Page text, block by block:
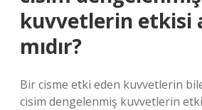
kuvvetlerin etkisi
mıdır?
Bir cisme etki eden kuvvetlerin
cisim dengelenmiş kuvvetlerin